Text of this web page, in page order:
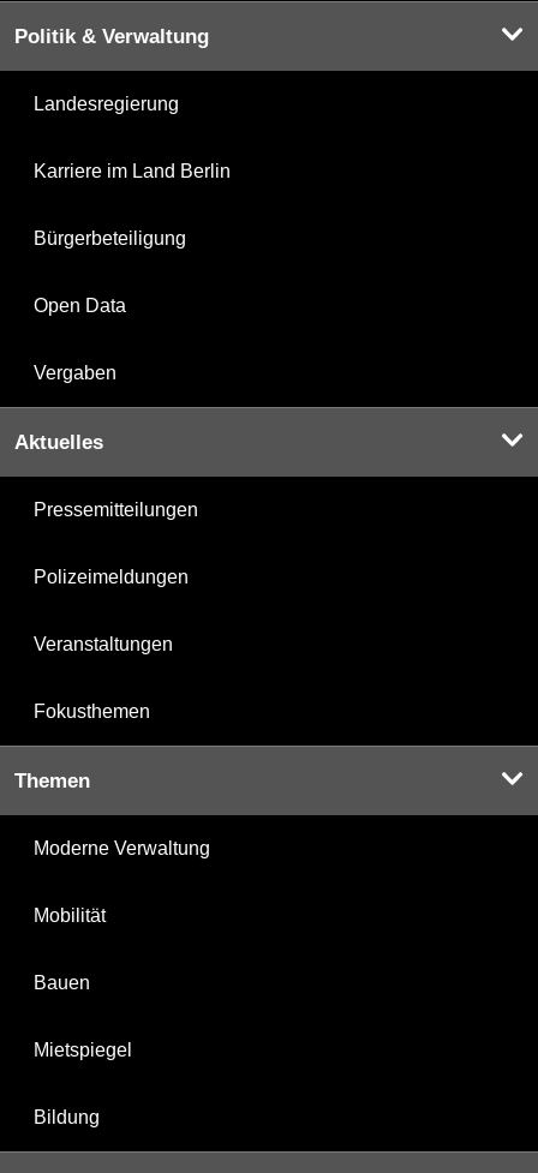
Politik & Verwaltung
Landesregierung
Karriere im Land Berlin
Bürgerbeteiligung
Open Data
Vergaben
Aktuelles
Pressemitteilungen
Polizeimeldungen
Veranstaltungen
Fokusthemen
Themen
Moderne Verwaltung
Mobilität
Bauen
Mietspiegel
Bildung